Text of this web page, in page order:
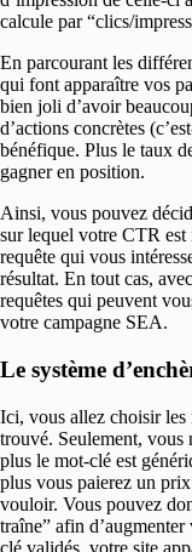
calcule par “clics/
En parcourant les
qui font apparaître vos
bien joli d’avoir
d’actions concrètes
bénéfique. Plus le taux
gagner en position.
Ainsi, vous pouvez
sur lequel votre CTR
requête qui vous
résultat. En tout cas,
requêtes qui peuvent
votre campagne SEA.
Le système
Ici, vous allez choisir les
trouvé. Seulement, vous
plus le mot-clé est
plus vous paierez un
vouloir. Vous pouvez
traîne” afin
clé validés, votre site